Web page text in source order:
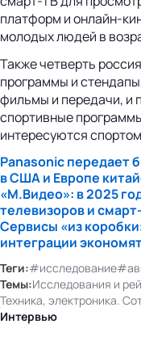
платформ и онлайн-
молодых людей в
Также четверть
программы и
фильмы и передачи, и
спортивные
интересуются
Panasonic передает
в США и Европе
«М.Видео»: в 2025
телевизоров и
Сервисы «из
интеграции
Теги:#исследование
Темы:Исследования и
Техника, электроника.
Интервью